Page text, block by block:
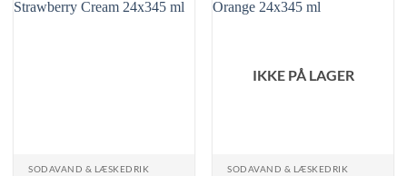
SODAVAND & LÆSKEDRIK
IKKE PÅ LAGER
SODAVAND & LÆSKEDRIK